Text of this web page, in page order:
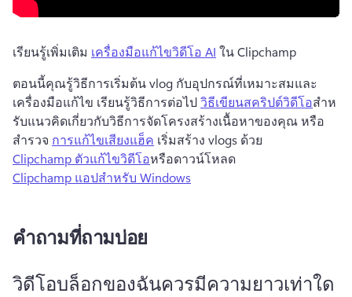
เรียนรู้เพิ่มเติม เครื่องมือแก้ไขวิดีโอ AI ใน Clipchamp
ตอนนี้คุณรู้วิธีการเริ่มต้น vlog กับอุปกรณ์ที่เหมาะสมและ
เครื่องมือแก้ไข เรียนรู้วิธีการต่อไป วิธีเขียนสคริปต์วิดีโอสําห
รับแนวคิดเกี่ยวกับวิธีการจัดโครงสร้างเนื้อหาของคุณ หรือ
สํารวจ การแก้ไขเสียงแฮ็ค เริ่มสร้าง vlogs ด้วย
Clipchamp ตัวแก้ไขวิดีโอหรือดาวน์โหลด
Clipchamp แอปสําหรับ Windows
คำถามที่ถามบ่อย
วิดีโอบล็อกของฉันควรมีความยาวเท่าใด